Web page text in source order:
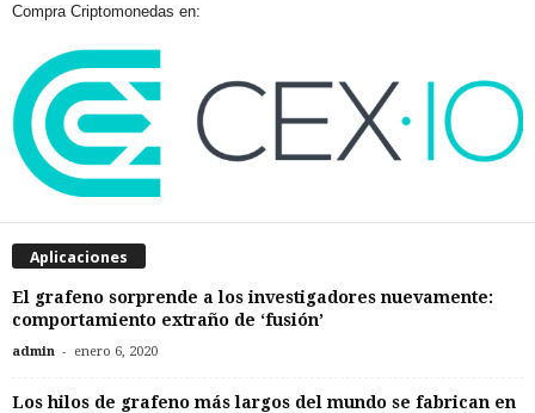
Compra Criptomonedas en:
Aplicaciones
El grafeno sorprende a los investigadores nuevamente:
comportamiento extraño de ‘fusión’
admin - enero 6, 2020
Los hilos de grafeno más largos del mundo se fabrican en